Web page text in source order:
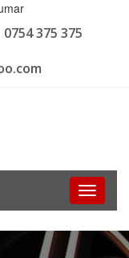
0754 375 375
Toggle